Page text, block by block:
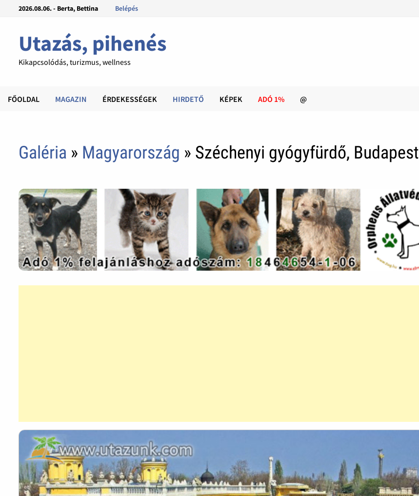
2026.08.06. - Berta, Bettina Belépés
Utazás, pihenés
Kikapcsolódás, turizmus, wellness
FŐOLDAL MAGAZIN ÉRDEKESSÉGEK HIRDETŐ KÉPEK ADÓ 1% @
Galéria » Magyarország » Széchenyi gyógyfürdő, Budapest